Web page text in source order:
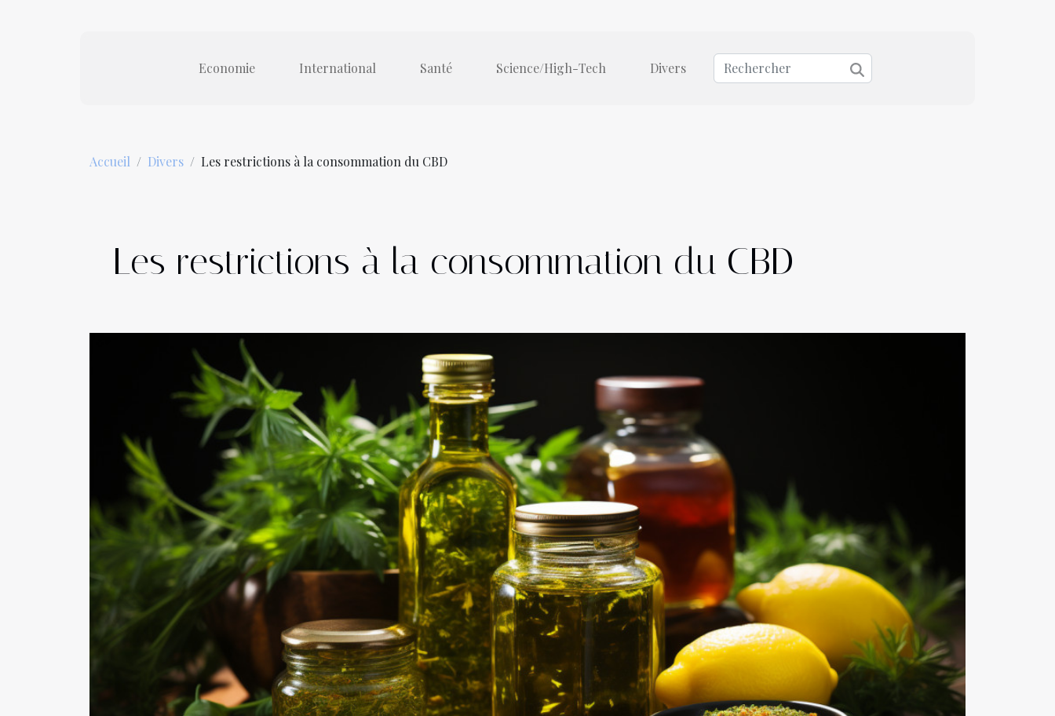
Economie International Santé Science/High-Tech Divers
Accueil Divers Les restrictions à la consommation du CBD
Les restrictions à la consommation du CBD